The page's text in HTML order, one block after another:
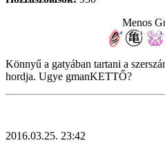
Menos
Könnyű a gatyában tartani a
hordja. Ugye gmanKETTŐ?
2016.03.25. 23:42